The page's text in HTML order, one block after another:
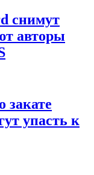
снимут
авторы
закате
упасть к